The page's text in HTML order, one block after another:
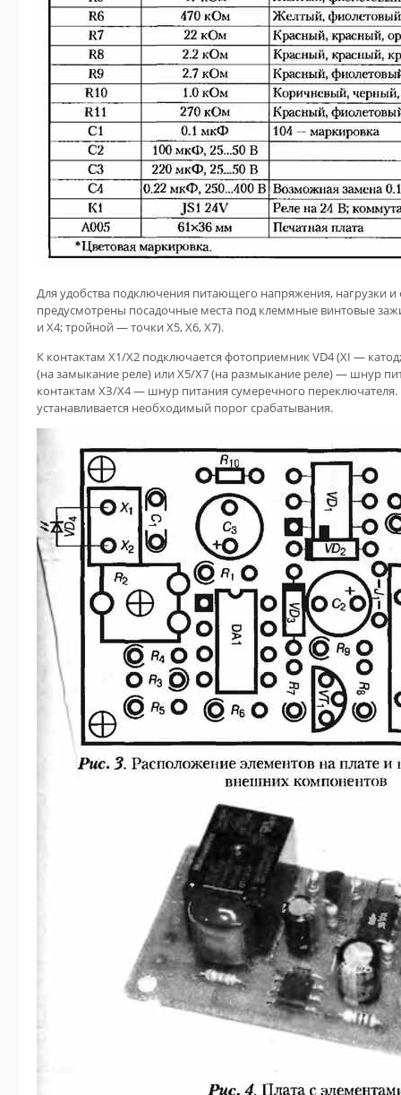
Для удобства подключения питающего напряжения, нагрузки и
предусмотрены посадочные места под клеммные винтовые
и Х4; тройной — точки Х5, Х6, Х7).
К контактам Х1/Х2 подключается фотоприемник VD4 (XI —
(на замыкание реле) или Х5/Х7 (на размыкание реле) — шнур
контактам ХЗ/Х4 — шнур питания сумеречного
устанавливается необходимый порог срабатывания.